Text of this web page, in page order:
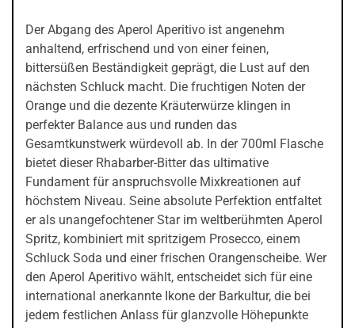
Der Abgang des Aperol Aperitivo ist angenehm
anhaltend, erfrischend und von einer feinen,
bittersüßen Beständigkeit geprägt, die Lust auf den
nächsten Schluck macht. Die fruchtigen Noten der
Orange und die dezente Kräuterwürze klingen in
perfekter Balance aus und runden das
Gesamtkunstwerk würdevoll ab. In der 700ml Flasche
bietet dieser Rhabarber-Bitter das ultimative
Fundament für anspruchsvolle Mixkreationen auf
höchstem Niveau. Seine absolute Perfektion entfaltet
er als unangefochtener Star im weltberühmten Aperol
Spritz, kombiniert mit spritzigem Prosecco, einem
Schluck Soda und einer frischen Orangenscheibe. Wer
den Aperol Aperitivo wählt, entscheidet sich für eine
international anerkannte Ikone der Barkultur, die bei
jedem festlichen Anlass für glanzvolle Höhepunkte